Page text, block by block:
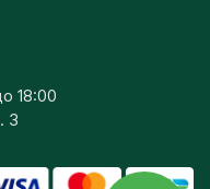
18:00
3